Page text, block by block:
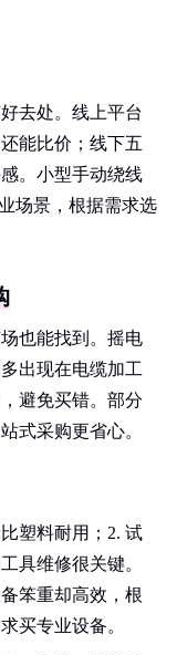
去处。线上平台
能比价；线下五
。小型手动绕线
场景，根据需求选
也能找到。摇电
出现在电缆加工
避免买错。部分
式采购更省心。
塑料耐用；2. 试
具维修很关键。
笨重却高效，根
买专业设备。